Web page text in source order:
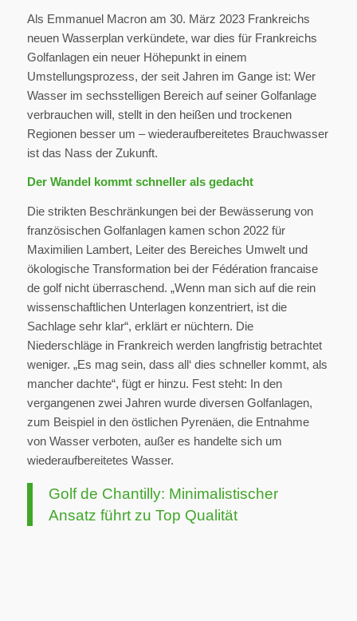
Als Emmanuel Macron am 30. März 2023 Frankreichs
neuen Wasserplan verkündete, war dies für Frankreichs
Golfanlagen ein neuer Höhepunkt in einem
Umstellungsprozess, der seit Jahren im Gange ist: Wer
Wasser im sechsstelligen Bereich auf seiner Golfanlage
verbrauchen will, stellt in den heißen und trockenen
Regionen besser um – wiederaufbereitetes Brauchwasser
ist das Nass der Zukunft.
Der Wandel kommt schneller als gedacht
Die strikten Beschränkungen bei der Bewässerung von
französischen Golfanlagen kamen schon 2022 für
Maximilien Lambert, Leiter des Bereiches Umwelt und
ökologische Transformation bei der Fédération francaise
de golf nicht überraschend. „Wenn man sich auf die rein
wissenschaftlichen Unterlagen konzentriert, ist die
Sachlage sehr klar“, erklärt er nüchtern. Die
Niederschläge in Frankreich werden langfristig betrachtet
weniger. „Es mag sein, dass all‘ dies schneller kommt, als
mancher dachte“, fügt er hinzu. Fest steht: In den
vergangenen zwei Jahren wurde diversen Golfanlagen,
zum Beispiel in den östlichen Pyrenäen, die Entnahme
von Wasser verboten, außer es handelte sich um
wiederaufbereitetes Wasser.
Golf de Chantilly: Minimalistischer
Ansatz führt zu Top Qualität